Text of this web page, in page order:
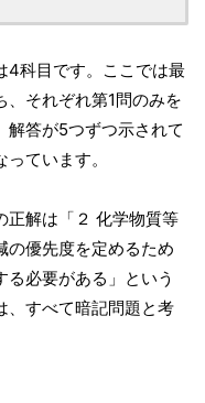
4科目です。ここでは最
、それぞれ第1問のみを
解答が5つずつ示されて
ています。
正解は「２ 化学物質等
の優先度を定めるため
必要がある」という
、すべて暗記問題と考